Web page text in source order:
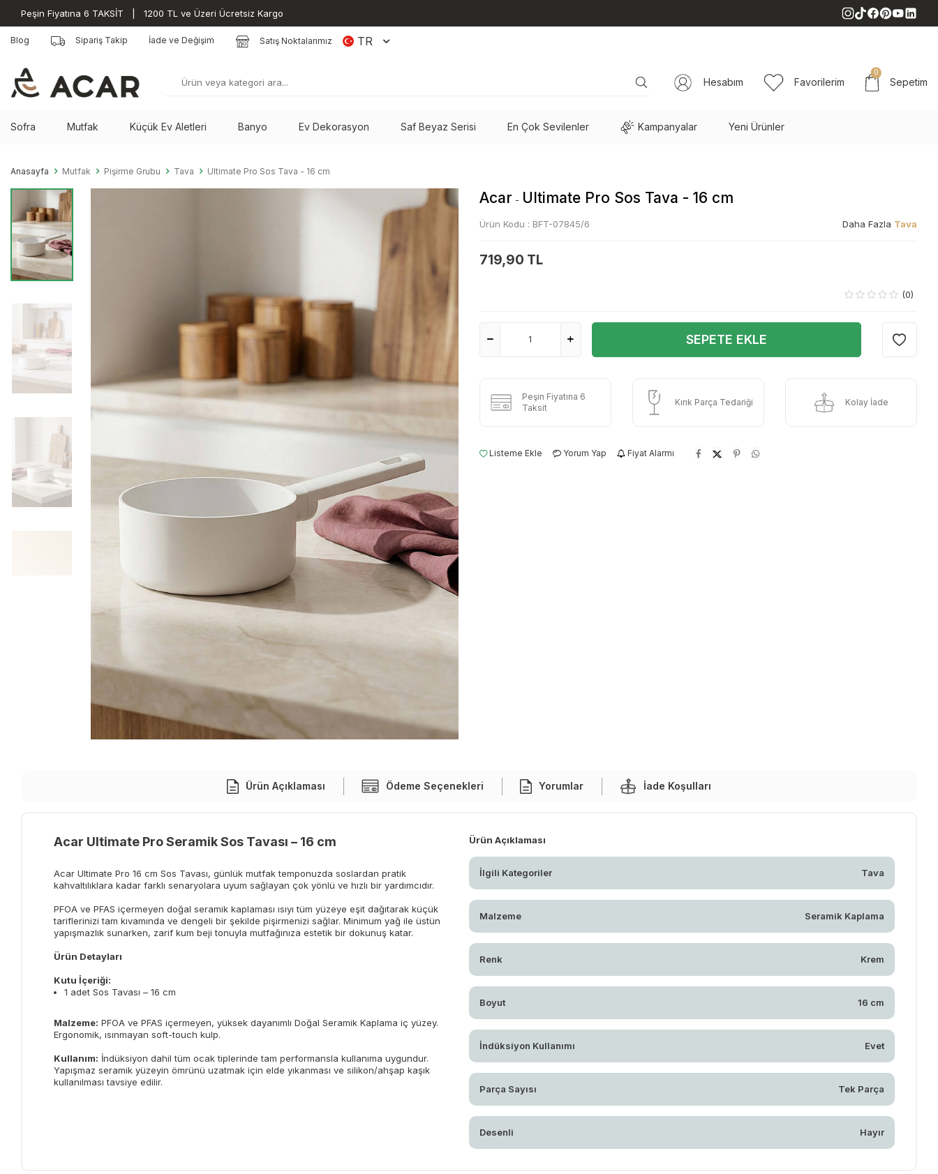
Peşin Fiyatına 6 TAKSİT | 1200 TL ve Üzeri Ücretsiz Kargo
Blog Sipariş Takip İade ve Değişim Satış Noktalarımız TR
Hesabım Favorilerim
0
Sepetim
Sofra Mutfak Küçük Ev Aletleri Banyo Ev Dekorasyon Saf Beyaz Serisi En Çok Sevilenler Kampanyalar Yeni Ürünler
Anasayfa Mutfak Pişirme Grubu Tava Ultimate Pro Sos Tava - 16 cm
Acar - Ultimate Pro Sos Tava - 16 cm
Ürün Kodu : BFT-07845/6 Daha Fazla Tava
719,90 TL
(0)
SEPETE EKLE
Peşin Fiyatına 6
Taksit
Kırık Parça Tedariği Kolay İade
Listeme Ekle Yorum Yap Fiyat Alarmı
Ürün Açıklaması Ödeme Seçenekleri Yorumlar İade Koşulları
Acar Ultimate Pro Seramik Sos Tavası – 16 cm
Acar Ultimate Pro 16 cm Sos Tavası, günlük mutfak temponuzda soslardan pratik
kahvaltılıklara kadar farklı senaryolara uyum sağlayan çok yönlü ve hızlı bir yardımcıdır.
PFOA ve PFAS içermeyen doğal seramik kaplaması ısıyı tüm yüzeye eşit dağıtarak küçük
tariflerinizi tam kıvamında ve dengeli bir şekilde pişirmenizi sağlar. Minimum yağ ile üstün
yapışmazlık sunarken, zarif kum beji tonuyla mutfağınıza estetik bir dokunuş katar.
Ürün Detayları
Kutu İçeriği:
1 adet Sos Tavası – 16 cm
Malzeme: PFOA ve PFAS içermeyen, yüksek dayanımlı Doğal Seramik Kaplama iç yüzey.
Ergonomik, ısınmayan soft-touch kulp.
Kullanım: İndüksiyon dahil tüm ocak tiplerinde tam performansla kullanıma uygundur.
Yapışmaz seramik yüzeyin ömrünü uzatmak için elde yıkanması ve silikon/ahşap kaşık
kullanılması tavsiye edilir.
Ürün Açıklaması
İlgili Kategoriler Tava
Malzeme Seramik Kaplama
Renk Krem
Boyut 16 cm
İndüksiyon Kullanımı Evet
Parça Sayısı Tek Parça
Desenli Hayır